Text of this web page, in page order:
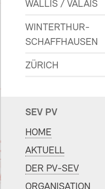
WALLIS / VALAIS
WINTERTHUR-
SCHAFFHAUSEN
ZÜRICH
SEV PV
HOME
AKTUELL
DER PV-SEV
ORGANISATION